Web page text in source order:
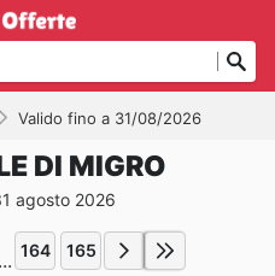
Valido fino a 31/08/2026
DI MIGRO
agosto 2026
... 164 165